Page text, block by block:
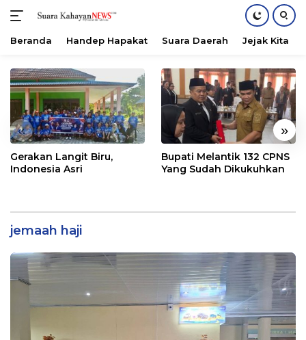
konten
Beranda Handep Hapakat Suara Daerah Jejak Kita
« »
Gerakan Langit Biru,
Indonesia Asri
Bupati Melantik 132 CPNS
Yang Sudah Dikukuhkan
jemaah haji